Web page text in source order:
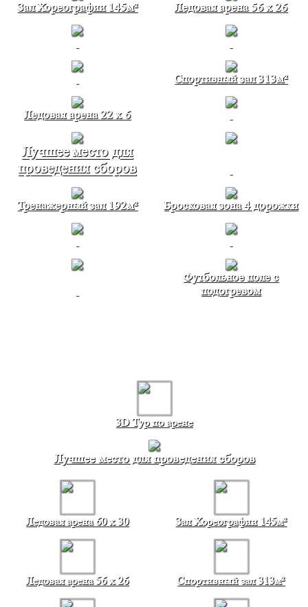
Зал Хореографии 145м² Ледовая арена 56 х 26
Спортивный зал 313м²
Ледовая арена 22 x 6
Лучшее место для
проведения сборов
Тренажерный зал 192м² Бросковая зона 4 дорожки
Футбольное поле с
подогревом
3D Тур по арене
Лучшее место для проведения сборов
Ледовая арена 60 х 30 Зал Хореографии 145м²
Ледовая арена 56 х 26 Спортивный зал 313м²